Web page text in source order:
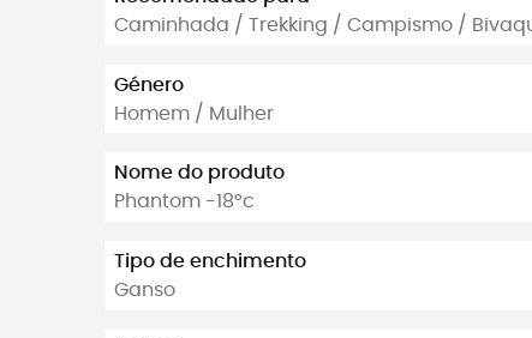
Caminhada / Trekking / Campismo /
Género
Homem / Mulher
Nome do produto
Phantom -18°c
Tipo de enchimento
Ganso